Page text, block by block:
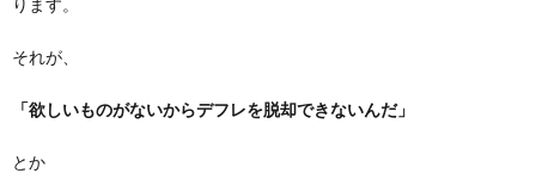
ります。
それが、
「欲しいものがないからデフレを脱却できないんだ」
とか